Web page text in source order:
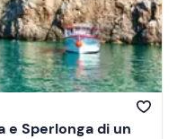
e Sperlonga di un